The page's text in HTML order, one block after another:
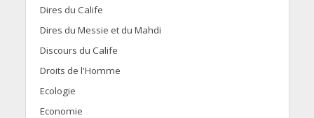
Dires du Calife
Dires du Messie et du Mahdi
Discours du Calife
Droits de l'Homme
Ecologie
Economie